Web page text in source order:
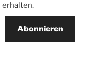
erhalten.
Abonnieren